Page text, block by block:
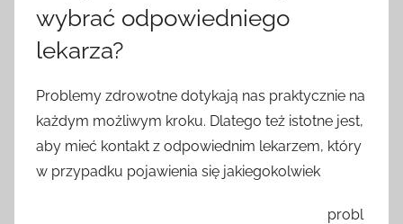
wybrać odpowiedniego
lekarza?
Problemy zdrowotne dotykają nas praktycznie na
każdym możliwym kroku. Dlatego też istotne jest,
aby mieć kontakt z odpowiednim lekarzem, który
w przypadku pojawienia się jakiegokolwiek
probl